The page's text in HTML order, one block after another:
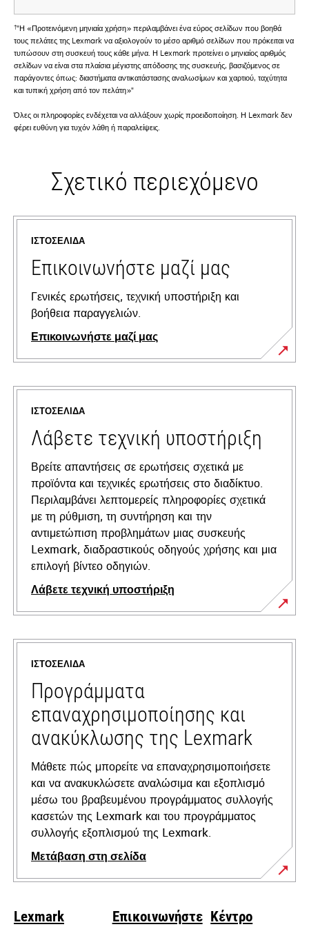
†"Η «Προτεινόμενη μηνιαία χρήση» περιλαμβάνει ένα εύρος σελίδων που βοηθά
τους πελάτες της Lexmark να αξιολογούν το μέσο αριθμό σελίδων που πρόκειται να
τυπώσουν στη συσκευή τους κάθε μήνα. Η Lexmark προτείνει ο μηνιαίος αριθμός
σελίδων να είναι στα πλαίσια μέγιστης απόδοσης της συσκευής, βασιζόμενος σε
παράγοντες όπως: διαστήματα αντικατάστασης αναλωσίμων και χαρτιού, ταχύτητα
και τυπική χρήση από τον πελάτη»"
Όλες οι πληροφορίες ενδέχεται να αλλάξουν χωρίς προειδοποίηση. Η Lexmark δεν
φέρει ευθύνη για τυχόν λάθη ή παραλείψεις.
Σχετικό περιεχόμενο
ΙΣΤΟΣΕΛΊΔΑ
Επικοινωνήστε μαζί μας
Γενικές ερωτήσεις, τεχνική υποστήριξη και
βοήθεια παραγγελιών.
Επικοινωνήστε μαζί μας
ΙΣΤΟΣΕΛΊΔΑ
Λάβετε τεχνική υποστήριξη
Βρείτε απαντήσεις σε ερωτήσεις σχετικά με
προϊόντα και τεχνικές ερωτήσεις στο διαδίκτυο.
Περιλαμβάνει λεπτομερείς πληροφορίες σχετικά
με τη ρύθμιση, τη συντήρηση και την
αντιμετώπιση προβλημάτων μιας συσκευής
Lexmark, διαδραστικούς οδηγούς χρήσης και μια
επιλογή βίντεο οδηγιών.
Λάβετε τεχνική υποστήριξη
opens
in
new
tab
ΙΣΤΟΣΕΛΊΔΑ
Προγράμματα
επαναχρησιμοποίησης και
ανακύκλωσης της Lexmark
Μάθετε πώς μπορείτε να επαναχρησιμοποιήσετε
και να ανακυκλώσετε αναλώσιμα και εξοπλισμό
μέσω του βραβευμένου προγράμματος συλλογής
κασετών της Lexmark και του προγράμματος
συλλογής εξοπλισμού της Lexmark.
Μετάβαση στη σελίδα
Lexmark Επικοινωνήστε Κέντρο